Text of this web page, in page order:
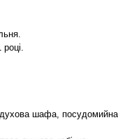
духова шафа,